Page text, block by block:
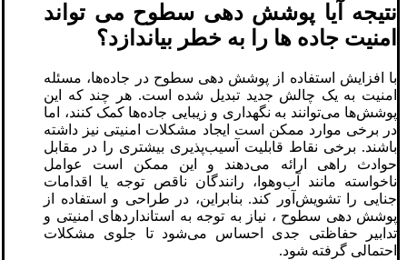
نتیجه آیا پوشش دهی سطوح می تواند
امنیت جاده ها را به خطر بیاندازد؟
با افزایش استفاده از پوشش دهی سطوح در جاده‌ها، مسئله
امنیت به یک چالش جدید تبدیل شده است. هر چند که این
پوشش‌ها می‌توانند به نگهداری و زیبایی جاده‌ها کمک کنند، اما
در برخی موارد ممکن است ایجاد مشکلات امنیتی نیز داشته
باشند. برخی نقاط قابلیت آسیب‌پذیری بیشتری را در مقابل
حوادث راهی ارائه می‌دهند و این ممکن است عوامل
ناخواسته مانند آب‌وهوا، رانندگان ناقص توجه یا اقدامات
جنایی را تشویش‌آور کند. بنابراین، در طراحی و استفاده از
پوشش دهی سطوح ، نیاز به توجه به استانداردهای امنیتی و
تدابیر حفاظتی جدی احساس می‌شود تا جلوی مشکلات
احتمالی گرفته شود.